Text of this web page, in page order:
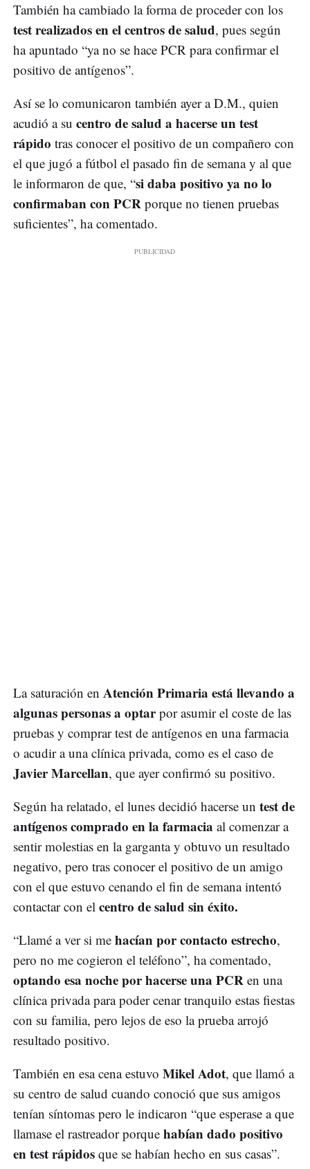
También ha cambiado la forma de proceder con los
test realizados en el centros de salud, pues según
ha apuntado “ya no se hace PCR para confirmar el
positivo de antígenos”.
Así se lo comunicaron también ayer a D.M., quien
acudió a su centro de salud a hacerse un test
rápido tras conocer el positivo de un compañero con
el que jugó a fútbol el pasado fin de semana y al que
le informaron de que, “si daba positivo ya no lo
confirmaban con PCR porque no tienen pruebas
suficientes”, ha comentado.
La saturación en Atención Primaria está llevando a
algunas personas a optarpor asumir el coste de las
pruebas y comprar test de antígenos en una farmacia
o acudir a una clínica privada, como es el caso de
Javier Marcellan, que ayer confirmó su positivo.
Según ha relatado, el lunes decidió hacerse un test de
antígenos comprado en la farmacia al comenzar a
sentir molestias en la garganta y obtuvo un resultado
negativo, pero tras conocer el positivo de un amigo
con el que estuvo cenando el fin de semana intentó
contactar con el centro de salud sin éxito.
“Llamé a ver si me hacían por contacto estrecho,
pero no me cogieron el teléfono”, ha comentado,
optando esa noche por hacerse una PCR en una
clínica privada para poder cenar tranquilo estas fiestas
con su familia, pero lejos de eso la prueba arrojó
resultado positivo.
También en esa cena estuvo Mikel Adot, que llamó a
su centro de salud cuando conoció que sus amigos
tenían síntomas pero le indicaron “que esperase a que
llamase el rastreador porque habían dado positivo
en test rápidos que se habían hecho en sus casas”.